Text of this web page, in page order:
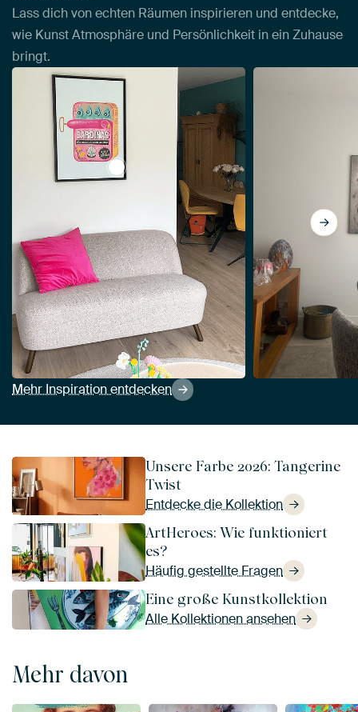
Lass dich von echten Räumen inspirieren und entdecke,
wie Kunst Atmosphäre und Persönlichkeit in ein Zuhause
bringt.
Mehr Inspiration entdecken
View Sardinen Blechdose von Baroo
Unsere Farbe 2026: Tangerine
Twist
Entdecke die Kollektion
ArtHeroes: Wie funktioniert
es?
Häufig gestellte Fragen
Eine große Kunstkollektion
Alle Kollektionen ansehen
Mehr davon